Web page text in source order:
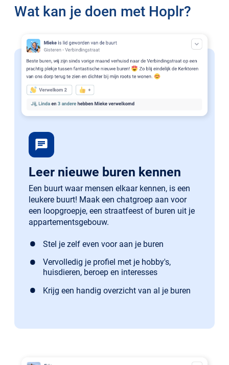
Wat kan je doen met Hoplr?
chat
Leer nieuwe buren kennen
Een buurt waar mensen elkaar kennen, is een
leukere buurt! Maak een chatgroep aan voor
een loopgroepje, een straatfeest of buren uit je
appartementsgebouw.
Stel je zelf even voor aan je buren
Vervolledig je profiel met je hobby's,
huisdieren, beroep en interesses
Krijg een handig overzicht van al je buren